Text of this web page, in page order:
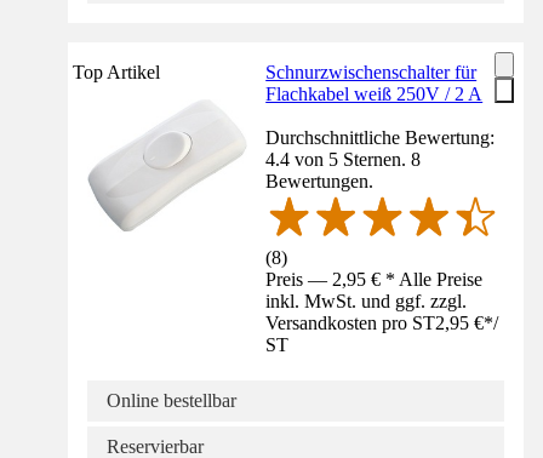
Top Artikel
Schnurzwischenschalter für
Flachkabel weiß 250V / 2 A
Durchschnittliche Bewertung:
4.4 von 5 Sternen. 8
Bewertungen.
(8)
Preis — 2,95 € * Alle Preise
inkl. MwSt. und ggf. zzgl.
Versandkosten pro ST2,95 €*/
ST
Online bestellbar
Reservierbar